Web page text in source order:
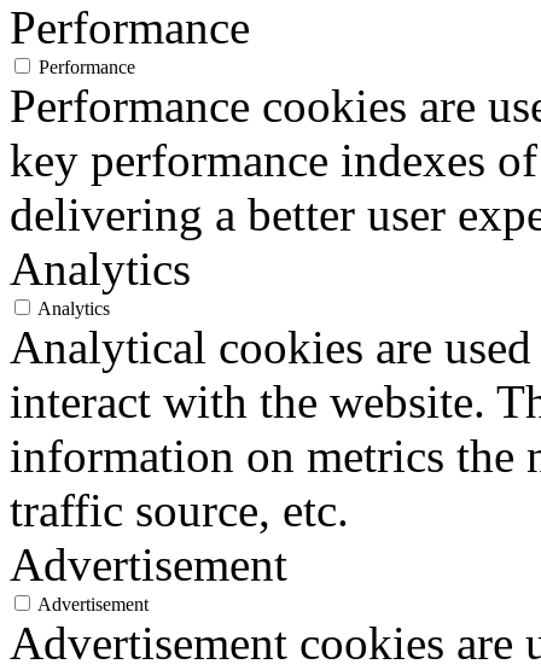
Performance
Performance
Performance cookies are
key performance indexes
delivering a better user
Analytics
Analytics
Analytical cookies are
interact with the website.
information on metrics the
traffic source, etc.
Advertisement
Advertisement
Advertisement cookies